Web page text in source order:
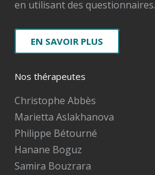
en utilisant des questionnaires.
EN SAVOIR PLUS
Nos thérapeutes
Christophe Abbès
Marietta Aslakhanova
Philippe Bétourné
Hanane Boguz
Samira Bouzrara